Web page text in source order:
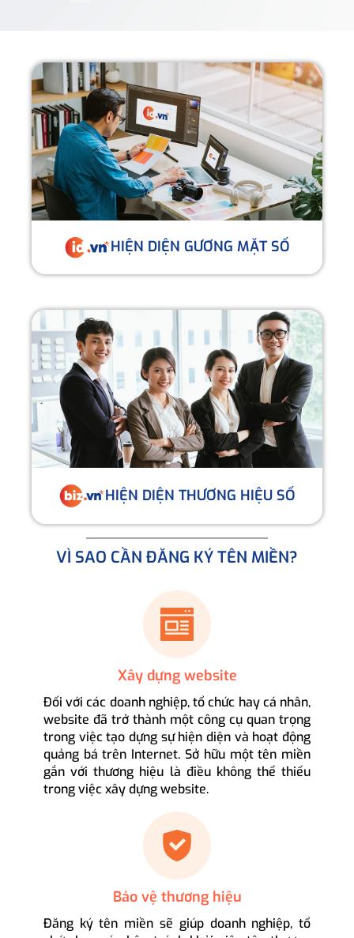
HIỆN DIỆN GƯƠNG MẶT SỐ
HIỆN DIỆN THƯƠNG HIỆU SỐ
VÌ SAO CẦN ĐĂNG KÝ TÊN MIỀN?
Xây dựng website
Đối với các doanh nghiệp, tổ chức hay cá nhân,
website đã trở thành một công cụ quan trọng
trong việc tạo dựng sự hiện diện và hoạt động
quảng bá trên Internet. Sở hữu một tên miền
gắn với thương hiệu là điều không thể thiếu
trong việc xây dựng website.
Bảo vệ thương hiệu
Đăng ký tên miền sẽ giúp doanh nghiệp, tổ